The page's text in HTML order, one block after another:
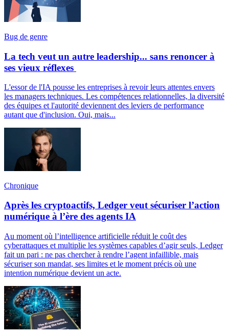
Bug de genre
La tech veut un autre leadership... sans renoncer à
ses vieux réflexes
L'essor de l'IA pousse les entreprises à revoir leurs attentes envers
les managers techniques. Les compétences relationnelles, la diversité
des équipes et l'autorité deviennent des leviers de performance
autant que d'inclusion. Oui, mais...
Chronique
Après les cryptoactifs, Ledger veut sécuriser l’action
numérique à l’ère des agents IA
Au moment où l’intelligence artificielle réduit le coût des
cyberattaques et multiplie les systèmes capables d’agir seuls, Ledger
fait un pari : ne pas chercher à rendre l’agent infaillible, mais
sécuriser son mandat, ses limites et le moment précis où une
intention numérique devient un acte.